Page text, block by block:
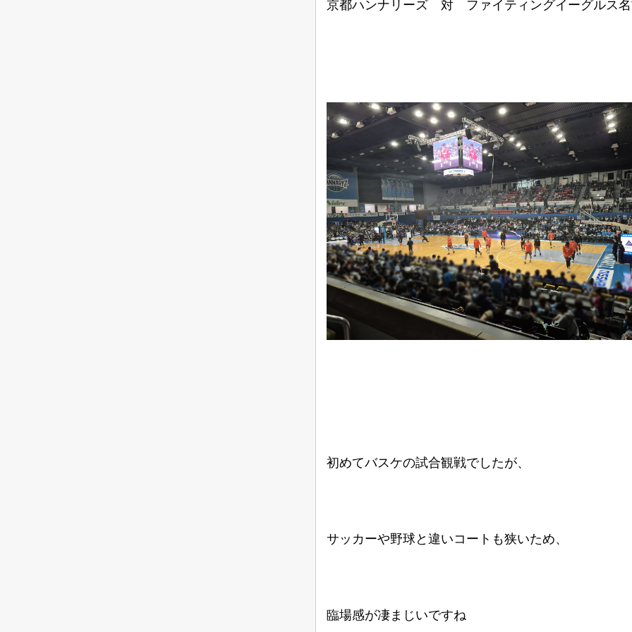
京都ハンナリーズ 対 ファイティングイーグルス
初めてバスケの試合観戦でしたが、
サッカーや野球と違いコートも狭いため、
臨場感が凄まじいですね